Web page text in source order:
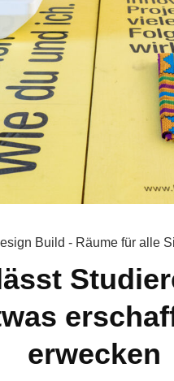
Build - Räume für alle
erwecken